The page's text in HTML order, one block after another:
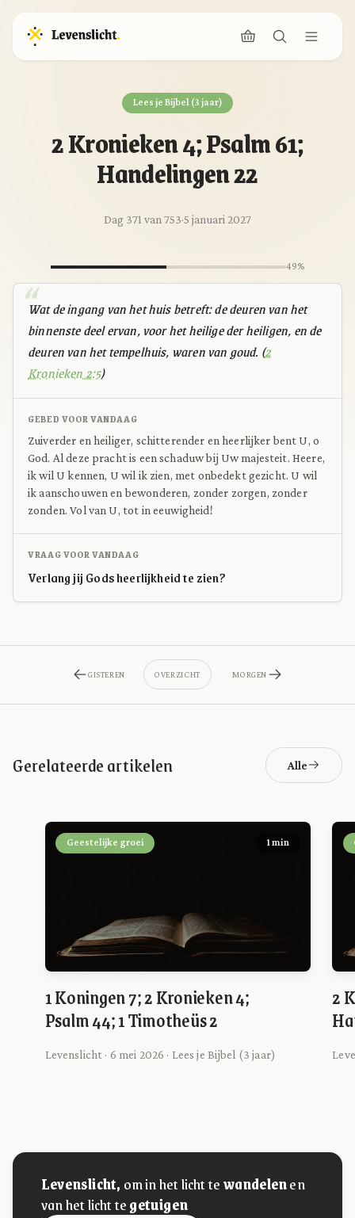
Lees je Bijbel (3 jaar)
2 Kronieken 4; Psalm 61;
Handelingen 22
Dag 371 van 753·5 januari 2027
49%
Wat de ingang van het huis betreft: de deuren van het
binnenste deel ervan, voor het heilige der heiligen, en de
deuren van het tempelhuis, waren van goud. (2
Kronieken 2:5)
GEBED VOOR VANDAAG
Zuiverder en heiliger, schitterender en heerlijker bent U, o
God. Al deze pracht is een schaduw bij Uw majesteit. Heere,
ik wil U kennen, U wil ik zien, met onbedekt gezicht. U wil
ik aanschouwen en bewonderen, zonder zorgen, zonder
zonden. Vol van U, tot in eeuwigheid!
VRAAG VOOR VANDAAG
Verlang jij Gods heerlijkheid te zien?
GISTEREN OVERZICHT MORGEN
Gerelateerde artikelen Alle
Geestelijke groei 1 min
1 Koningen 7; 2 Kronieken 4;
Psalm 44; 1 Timotheüs 2
Levenslicht · 6 mei 2026 · Lees je Bijbel (3 jaar)
2
Levenslicht, om in het licht tewandelenen
van het licht tegetuigen